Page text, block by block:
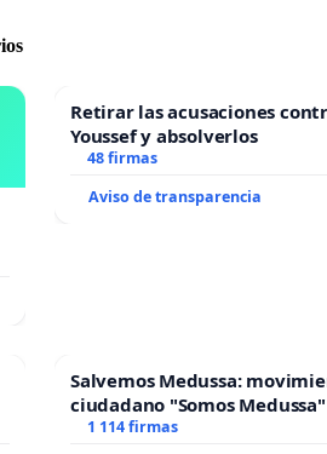
Retirar las acusaciones
Youssef y absolverlos
48 firmas
Aviso de transparencia
Salvemos Medussa:
ciudadano "Somos Medussa"
1 114 firmas